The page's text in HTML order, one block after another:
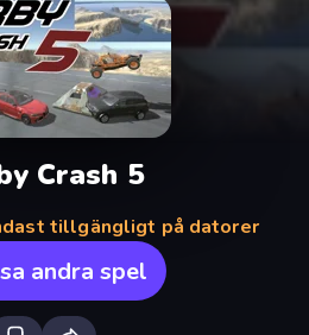
Crash 5
tillgängligt på datorer
andra spel